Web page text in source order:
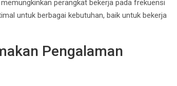
memungkinkan perangkat bekerja pada frekuensi
untuk berbagai kebutuhan, baik untuk bekerja
Pengalaman